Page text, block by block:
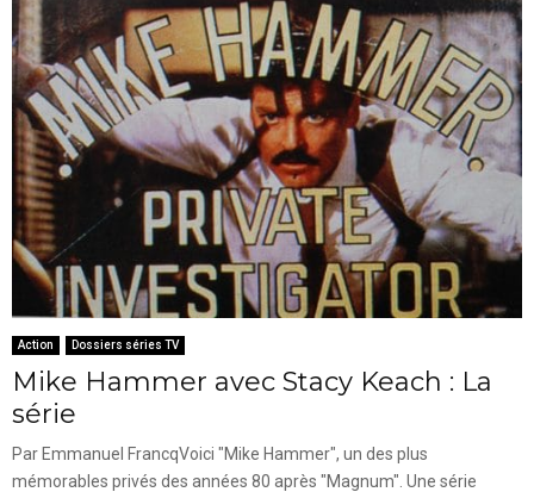
Action Dossiers séries TV
Mike Hammer avec Stacy Keach : La
série
Par Emmanuel FrancqVoici "Mike Hammer", un des plus
mémorables privés des années 80 après "Magnum". Une série